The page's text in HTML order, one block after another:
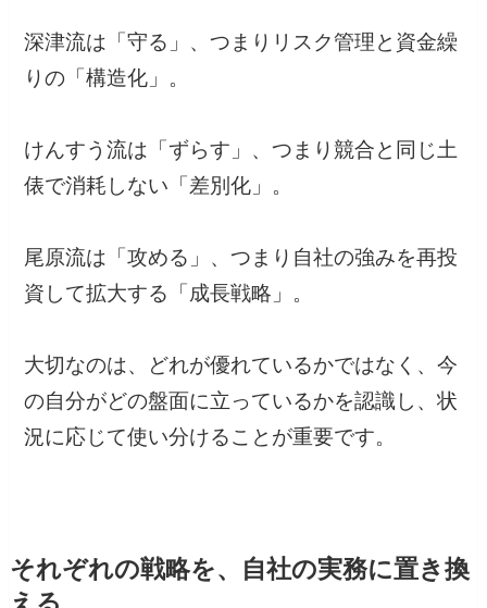
深津流は「守る」、つまりリスク管理と資金繰
りの「構造化」。
けんすう流は「ずらす」、つまり競合と同じ土
俵で消耗しない「差別化」。
尾原流は「攻める」、つまり自社の強みを再投
資して拡大する「成長戦略」。
大切なのは、どれが優れているかではなく、今
の自分がどの盤面に立っているかを認識し、状
況に応じて使い分けることが重要です。
それぞれの戦略を、自社の実務に置き換